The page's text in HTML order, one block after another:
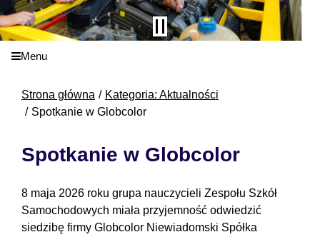
Menu
Strona główna
Kategoria: Aktualności
Spotkanie w Globcolor
Spotkanie w Globcolor
8 maja 2026 roku grupa nauczycieli Zespołu Szkół
Samochodowych miała przyjemność odwiedzić
siedzibę firmy Globcolor Niewiadomski Spółka